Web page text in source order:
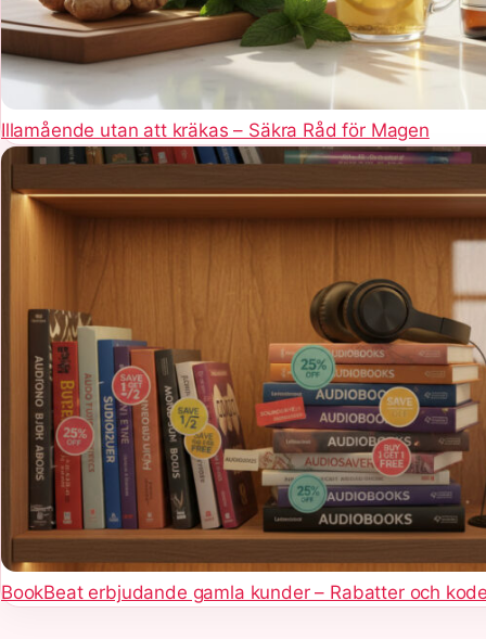
Illamående utan att kräkas – Säkra Råd för Magen
BookBeat erbjudande gamla kunder – Rabatter och